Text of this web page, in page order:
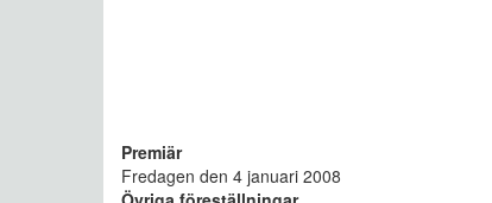
Premiär
Fredagen den 4 januari 2008